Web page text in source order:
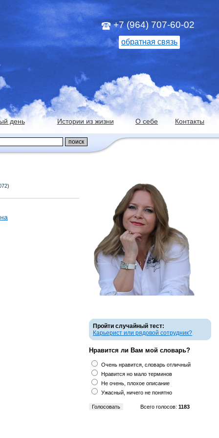
+7 (964) 707-60-02
обратная связь
день Истории из жизни О себе Контакты
Пройти случайный тест:
Карьерист или рядовой сотрудник?
Нравится ли Вам мой словарь?
Очень нравится, словарь отличный
Нравится но мало терминов
Не очень, плохое описание
Ужасный, ничего не понятно
Всего голосов: 1183